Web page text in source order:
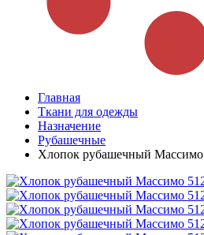
Главная
Ткани для одежды
Назначение
Рубашечные
Хлопок рубашечный Массимо